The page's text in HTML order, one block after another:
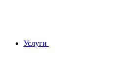
Услуги